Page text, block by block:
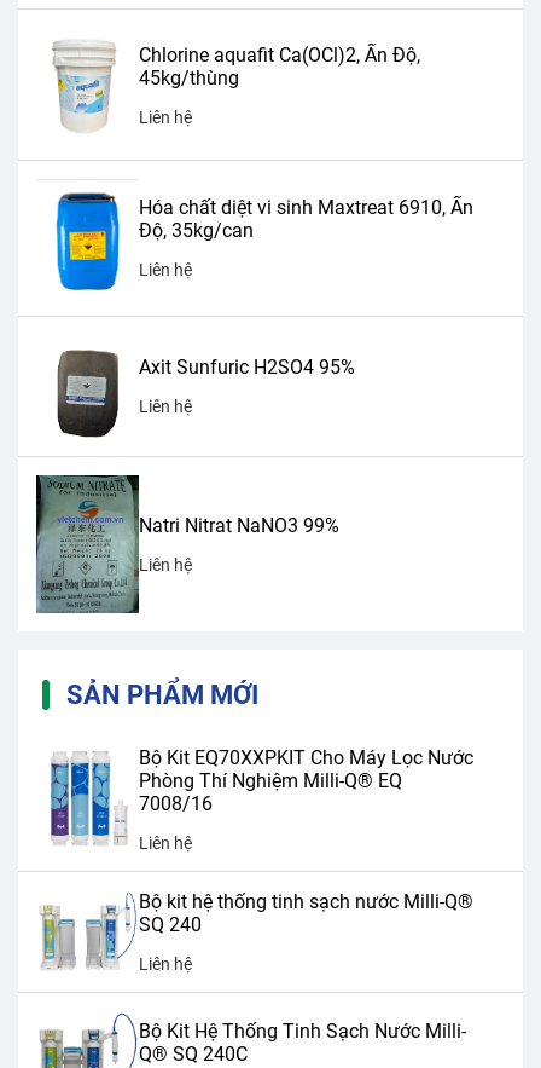
Chlorine aquafit Ca(OCl)2, Ấn Độ,
45kg/thùng
Liên hệ
Hóa chất diệt vi sinh Maxtreat 6910, Ấn
Độ, 35kg/can
Liên hệ
Axit Sunfuric H2SO4 95%
Liên hệ
Natri Nitrat NaNO3 99%
Liên hệ
SẢN PHẨM MỚI
Bộ Kit EQ70XXPKIT Cho Máy Lọc Nước
Phòng Thí Nghiệm Milli-Q® EQ
7008/16
Liên hệ
Bộ kit hệ thống tinh sạch nước Milli-Q®
SQ 240
Liên hệ
Bộ Kit Hệ Thống Tinh Sạch Nước Milli-
Q® SQ 240C